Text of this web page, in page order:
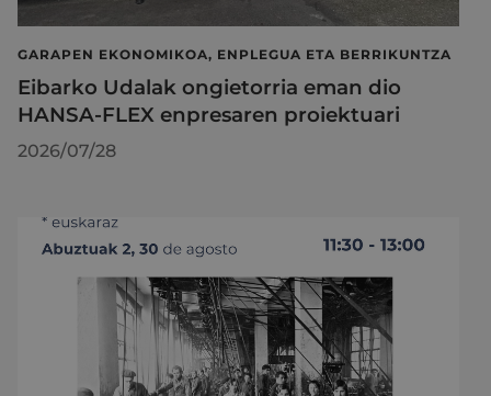
GARAPEN EKONOMIKOA, ENPLEGUA ETA BERRIKUNTZA
Eibarko Udalak ongietorria eman dio
HANSA-FLEX enpresaren proiektuari
2026/07/28